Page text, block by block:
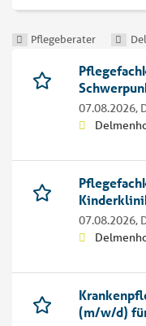
Pflegeberater
07.08.2026,
07.08.2026,
(m/w/d)